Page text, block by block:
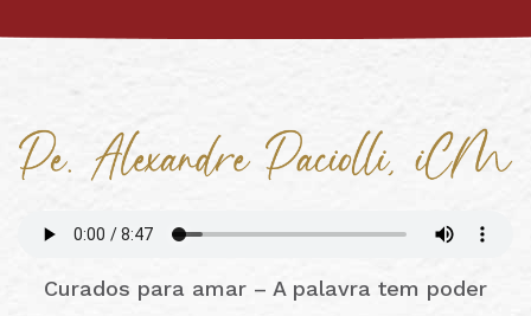
Curados para amar – A palavra tem poder